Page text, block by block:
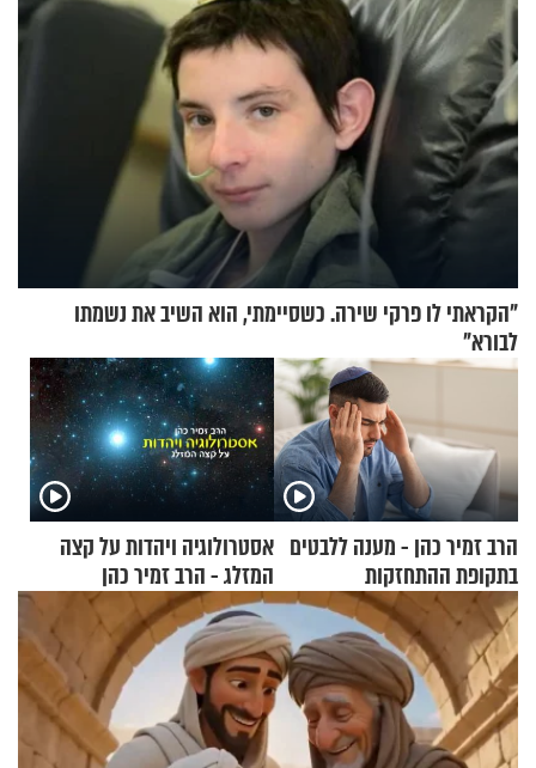
"הקראתי לו פרקי שירה. כשסיימתי, הוא השיב את נשמתו
לבורא"
הרב זמיר כהן - מענה ללבטים
בתקופת ההתחזקות
אסטרולוגיה ויהדות על קצה
המזלג - הרב זמיר כהן